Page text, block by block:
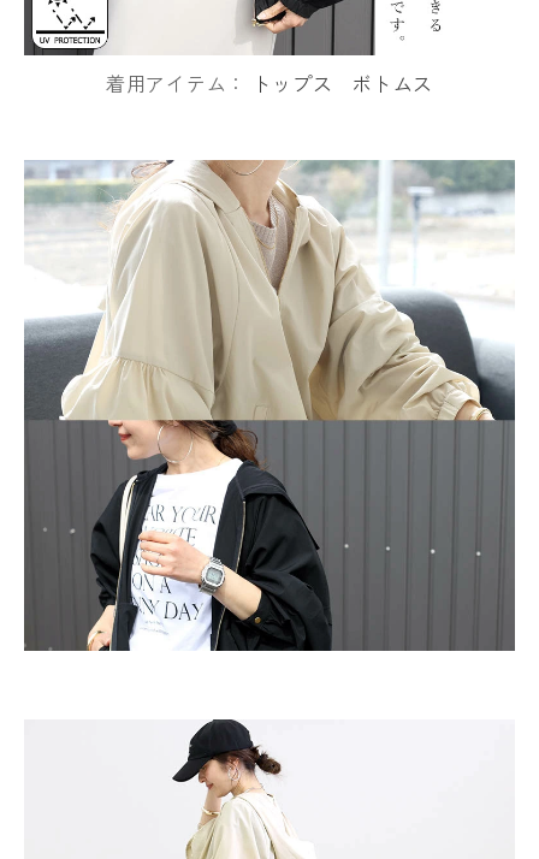
着用アイテム： トップス ボトムス